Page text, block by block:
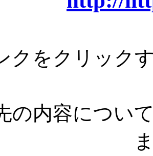
クをクリック
の内容につい